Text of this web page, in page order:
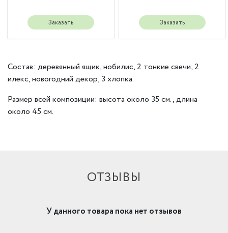
Заказать Заказать
Состав: деревянный ящик, нобилис, 2 тонкие свечи, 2
илекс, новогодний декор, 3 хлопка.
Размер всей композиции: высота около 35 см., длина
около 45 см.
ОТЗЫВЫ
У данного товара пока нет отзывов